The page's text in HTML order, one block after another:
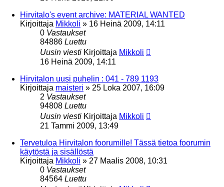
Hirvitalo's event archive: MATERIAL WANTED
Kirjoittaja Mikkoli » 16 Heinä 2009, 14:11
0 Vastaukset
84886 Luettu
Uusin viesti Kirjoittaja Mikkoli
16 Heinä 2009, 14:11
Hirvitalon uusi puhelin : 041 - 789 1193
Kirjoittaja maisteri » 25 Loka 2007, 16:09
2 Vastaukset
94808 Luettu
Uusin viesti Kirjoittaja Mikkoli
21 Tammi 2009, 13:49
Tervetuloa Hirvitalon foorumille! Tässä tietoa foorumin
käytöstä ja sisällöstä
Kirjoittaja Mikkoli » 27 Maalis 2008, 10:31
0 Vastaukset
84564 Luettu